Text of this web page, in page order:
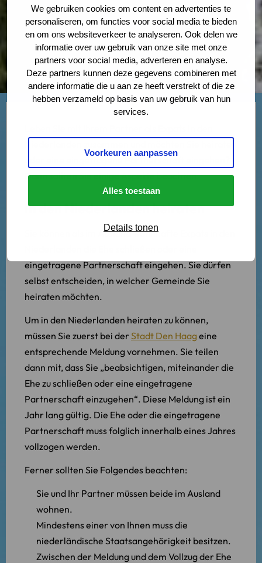
We gebruiken cookies om content en advertenties te
personaliseren, om functies voor social media te bieden
en om ons websiteverkeer te analyseren. Ook delen we
informatie over uw gebruik van onze site met onze
partners voor social media, adverteren en analyse.
Deze partners kunnen deze gegevens combineren met
andere informatie die u aan ze heeft verstrekt of die ze
hebben verzameld op basis van uw gebruik van hun
services.
Voorkeuren aanpassen
Alles toestaan
Details tonen
oder eine eingetragene Partnerschaft eingehen?
Dann sollten Sie einige Aspekte beachten.
In den Niederlanden heiraten
Sie können als im Ausland wohnhafte Expats in den
eingetragene Partnerschaft eingehen. Sie dürfen
selbst entscheiden, in welcher Gemeinde Sie
heiraten möchten.
Um in den Niederlanden heiraten zu können,
müssen Sie zuerst bei der Stadt Den Haageine
entsprechende Meldung vornehmen. Sie teilen
dann mit, dass Sie „beabsichtigen, miteinander die
Ehe zu schließen oder eine eingetragene
Partnerschaft einzugehen“. Diese Meldung ist ein
Jahr lang gültig. Die Ehe oder die eingetragene
Partnerschaft muss folglich innerhalb eines Jahres
vollzogen werden.
Ferner sollten Sie Folgendes beachten:
Sie und Ihr Partner müssen beide im Ausland
wohnen.
Mindestens einer von Ihnen muss die
niederländische Staatsangehörigkeit besitzen.
Zwischen der Meldung und dem Vollzug der Ehe